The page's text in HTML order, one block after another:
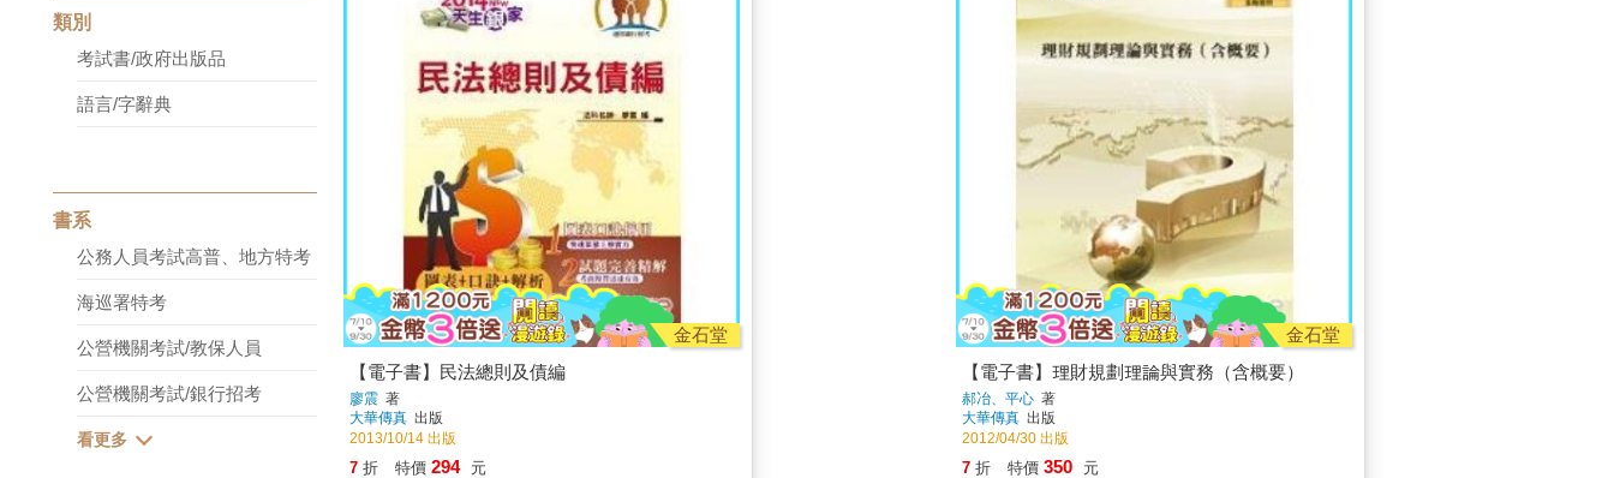
類別
考試書/政府出版品
語言/字辭典
書系
公務人員考試高普、地方特考
海巡署特考
公營機關考試/教保人員
公營機關考試/銀行招考
金石堂
【電子書】民法總則及債編
廖震 著
大華傳真 出版
2013/10/14 出版
7 折 特價 294 元
金石堂
【電子書】理財規劃理論與實務（含概要）
郝冶、平心著
大華傳真 出版
2012/04/30 出版
7 折 特價 350 元